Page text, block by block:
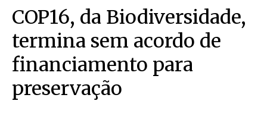
MauriNews
Contrate
Quem Somos
English
Inovações
Imposto De Renda
Calcule O Carbono
COP16, da Biodiversidade,
termina sem acordo de
financiamento para
preservação